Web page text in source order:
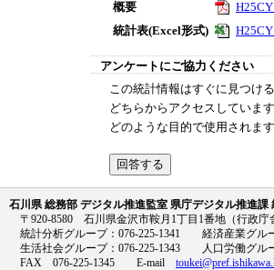
概要
統計表(Excel形式)
アンケートにご協力ください
この統計情報はすぐに見つけ
どちらからアクセスしていま
どのような目的で使用されま
石川県 総務部 デジタル推進監室 県庁デジタル推進課
〒920-8580 石川県金沢市鞍月1丁目1番地（行政庁
統計分析グループ：076-225-1341 経済産業グルー
生活社会グループ：076-225-1343 人口労働グルー
FAX 076-225-1345 E-mail